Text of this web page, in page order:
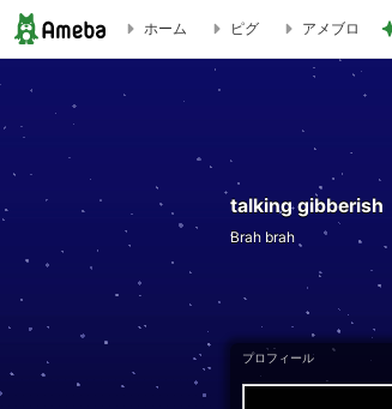
ホーム ピグ アメブロ
talking gibberish
Brah brah
プロフィール